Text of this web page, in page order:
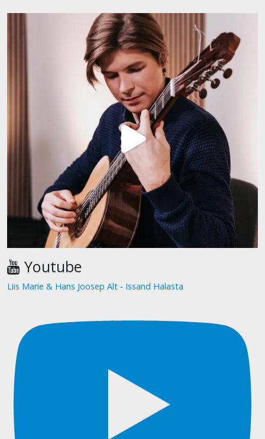
Youtube
Liis Marie & Hans Joosep Alt - Issand Halasta